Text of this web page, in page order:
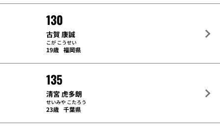
130
古賀 康誠
こが こうせい
19歳 福岡県
135
清宮 虎多朗
せいみや こたろう
23歳 千葉県